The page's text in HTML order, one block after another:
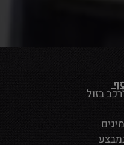
בזול